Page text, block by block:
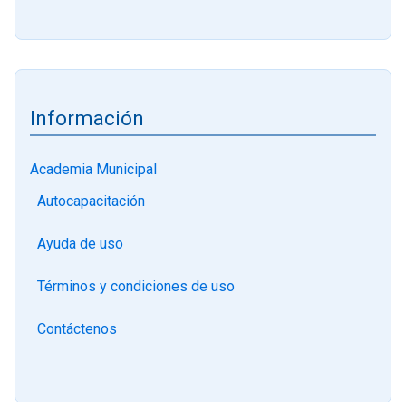
Información
Academia Municipal
Autocapacitación
Ayuda de uso
Términos y condiciones de uso
Contáctenos